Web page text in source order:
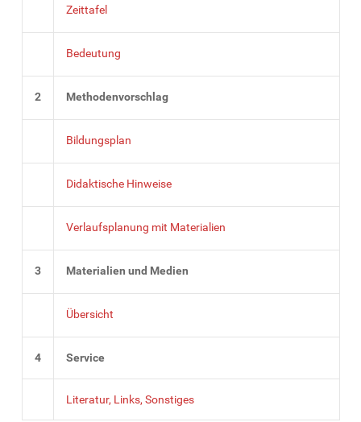
Zeittafel
Bedeutung
2 Methodenvorschlag
Bildungsplan
Didaktische Hinweise
Verlaufsplanung mit Materialien
3 Materialien und Medien
Übersicht
4 Service
Literatur, Links, Sonstiges